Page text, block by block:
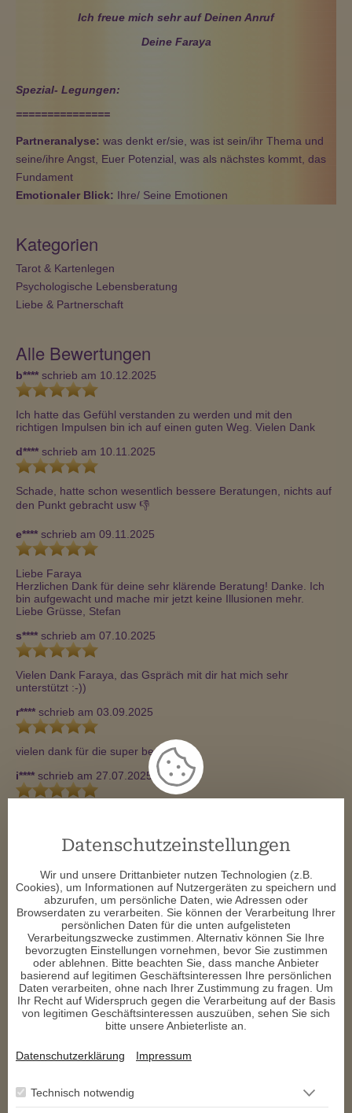
Ich freue mich sehr auf Deinen Anruf
Deine Faraya
Spezial- Legungen:
===============
Partneranalyse: was denkt er/sie, was ist sein/ihr Thema und
seine/ihre Angst, Euer Potenzial, was als nächstes kommt, das
Fundament
Emotionaler Blick: Ihre/ Seine Emotionen
Kategorien
Tarot & Kartenlegen
Psychologische Lebensberatung
Liebe & Partnerschaft
Alle Bewertungen
b**** schrieb am 10.12.2025
Ich hatte das Gefühl verstanden zu werden und mit den
richtigen Impulsen bin ich auf einen guten Weg. Vielen Dank
d**** schrieb am 10.11.2025
Schade, hatte schon wesentlich bessere Beratungen, nichts auf
den Punkt gebracht usw 👎
e**** schrieb am 09.11.2025
Liebe Faraya
Herzlichen Dank für deine sehr klärende Beratung! Danke. Ich
bin aufgewacht und mache mir jetzt keine Illusionen mehr.
Liebe Grüsse, Stefan
s**** schrieb am 07.10.2025
Vielen Dank Faraya, das Gspräch mit dir hat mich sehr
unterstützt :-))
r**** schrieb am 03.09.2025
vielen dank für die super beratung
i**** schrieb am 27.07.2025
schrieb am 09.05.2025
Die Beratung war gut.
schrieb am 23.04.2025
Zeit weg. Vielen lieben Dank 😘  ich gebe dir Rückmeldung ❤ ️
d****schrieb am 22.04.2025
Es kam genau so wie du es gesagt hast. Er braucht mehr Zeit.
Vielen lieben Dank. Du bist super ❤ ️
Datenschutzeinstellungen
Wir und unsere Drittanbieter nutzen Technologien (z.B.
Cookies), um Informationen auf Nutzergeräten zu speichern und
abzurufen, um persönliche Daten, wie Adressen oder
Browserdaten zu verarbeiten. Sie können der Verarbeitung Ihrer
persönlichen Daten für die unten aufgelisteten
Verarbeitungszwecke zustimmen. Alternativ können Sie Ihre
bevorzugten Einstellungen vornehmen, bevor Sie zustimmen
oder ablehnen. Bitte beachten Sie, dass manche Anbieter
basierend auf legitimen Geschäftsinteressen Ihre persönlichen
Daten verarbeiten, ohne nach Ihrer Zustimmung zu fragen. Um
Ihr Recht auf Widerspruch gegen die Verarbeitung auf der Basis
von legitimen Geschäftsinteressen auszuüben, sehen Sie sich
bitte unsere Anbieterliste an.
Datenschutzerklärung Impressum
Technisch notwendig